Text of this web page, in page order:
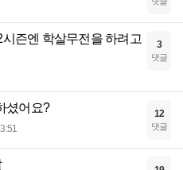
즌엔 학살무전을 하려고
3
댓글
셨어요? 12
댓글